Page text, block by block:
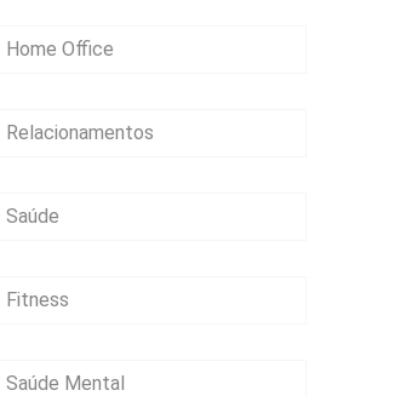
Home Office
Relacionamentos
Saúde
Fitness
Saúde Mental